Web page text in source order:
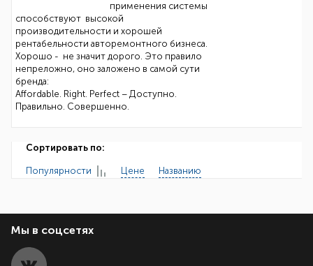
применения системы
способствуют высокой
производительности и хорошей
рентабельности авторемонтного бизнеса.
Xорошо - не значит дорого. Это правило
непреложно, оно заложено в самой сути
бренда:
Affordable. Right. Perfect – Доступно.
Правильно. Совершенно.
Сортировать по:
Популярности Цене Названию
Мы в соцсетях